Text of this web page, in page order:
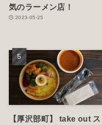
気のラーメン店！
2023-05-25
【厚沢部町】 take out ス